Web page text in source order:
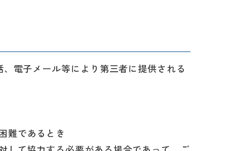
電子メール等により第三者に提供される
難であるとき